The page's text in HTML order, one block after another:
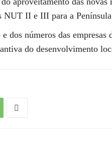
NUT II e III para a
dos números das
do desenvolvimento